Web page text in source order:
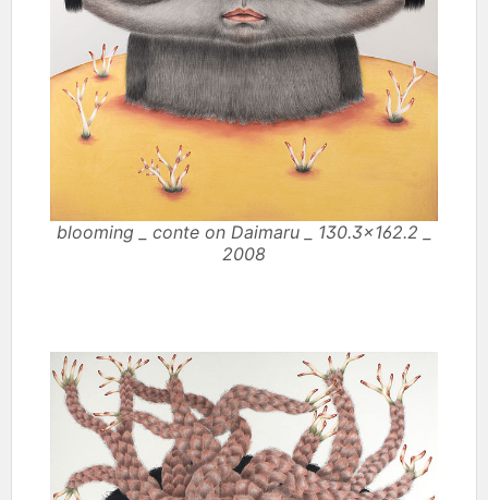
blooming _ conte on Daimaru _ 130.3×162.2 _
2008